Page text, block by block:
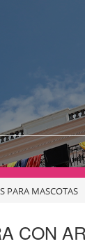
PARA MASCOTAS
CON